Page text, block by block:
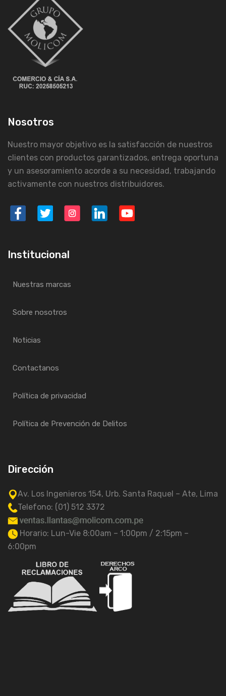
Nosotros
Nuestro mayor objetivo es la satisfacción de nuestros
clientes con productos garantizados, entrega oportuna
y un asesoramiento acorde a su necesidad, trabajando
activamente con nuestros distribuidores.
Institucional
Nuestras marcas
Sobre nosotros
Noticias
Contactanos
Política de privacidad
Política de Prevención de Delitos
Dirección
Av. Los Ingenieros 154, Urb. Santa Raquel – Ate, Lima
Telefono: (01) 512 3372
Horario: Lun-Vie 8:00am – 1:00pm / 2:15pm –
6:00pm